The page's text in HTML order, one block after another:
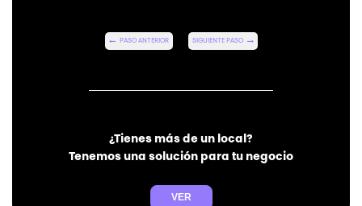
PASO ANTERIOR SIGUIENTE PASO
¿Tienes más de un local?
Tenemos una solución para tu negocio
VER